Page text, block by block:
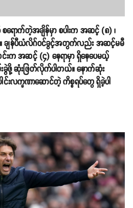
ောက်တဲ့အချိန်မှာ စပါးက အဆင့် (၈) ၊
ချန်ပီယံလိဂ်ဝင်ခွင့်အတွက်လည်း အဆင့်မမီ
းက အဆင့် (၄) နေရာမှာ ရှိနေပေမယ့်
ဖို့ ဆုံးဖြတ်လိုက်ပါတယ်။ နောက်ဆုံး
လက္ခဏာဆောင်တဲ့ ကိစ္စရပ်တွေ ရှိခဲ့ပါ